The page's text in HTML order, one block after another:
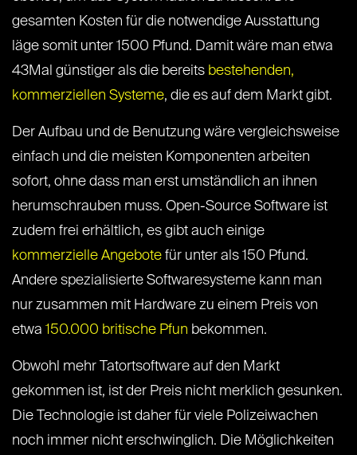
gesamten Kosten für die notwendige Ausstattung
läge somit unter 1500 Pfund. Damit wäre man etwa
43Mal günstiger als die bereits bestehenden,
kommerziellen Systeme, die es auf dem Markt gibt.
Der Aufbau und de Benutzung wäre vergleichsweise
einfach und die meisten Komponenten arbeiten
sofort, ohne dass man erst umständlich an ihnen
herumschrauben muss. Open-Source Software ist
zudem frei erhältlich, es gibt auch einige
kommerzielle Angebote für unter als 150 Pfund.
Andere spezialisierte Softwaresysteme kann man
nur zusammen mit Hardware zu einem Preis von
etwa 150.000 britische Pfun bekommen.
Obwohl mehr Tatortsoftware auf den Markt
gekommen ist, ist der Preis nicht merklich gesunken.
Die Technologie ist daher für viele Polizeiwachen
noch immer nicht erschwinglich. Die Möglichkeiten